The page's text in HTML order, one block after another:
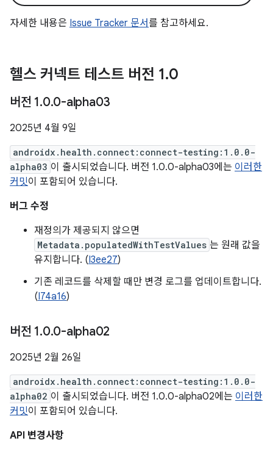
자세한 내용은 Issue Tracker 문서를 참고하세요.
헬스 커넥트 테스트 버전 1.0
버전 1.0.0-alpha03
2025년 4월 9일
androidx.health.connect:connect-testing:1.0.0-
alpha03 이 출시되었습니다. 버전 1.0.0-alpha03에는 이러한
커밋이 포함되어 있습니다.
버그 수정
재정의가 제공되지 않으면
Metadata.populatedWithTestValues 는 원래 값을
유지합니다. (I3ee27)
기존 레코드를 삭제할 때만 변경 로그를 업데이트합니다.
(I74a16)
버전 1.0.0-alpha02
2025년 2월 26일
androidx.health.connect:connect-testing:1.0.0-
alpha02 이 출시되었습니다. 버전 1.0.0-alpha02에는 이러한
커밋이 포함되어 있습니다.
API 변경사항